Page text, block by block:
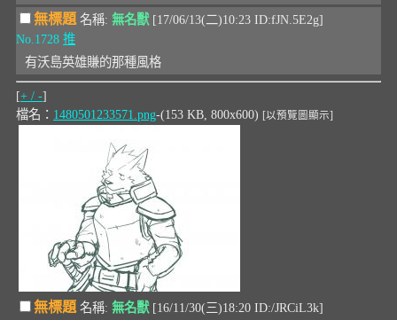
無標題 名稱: 無名獸[17/06/13(二)10:23 ID:fJN.5E2g]
No.1728 推
有沃島英雄賺的那種風格
[+ / -]
檔名： 1480501233571.png-(153 KB, 800x600) [以預覽圖顯示]
無標題 名稱: 無名獸[16/11/30(三)18:20 ID:/JRCiL3k]